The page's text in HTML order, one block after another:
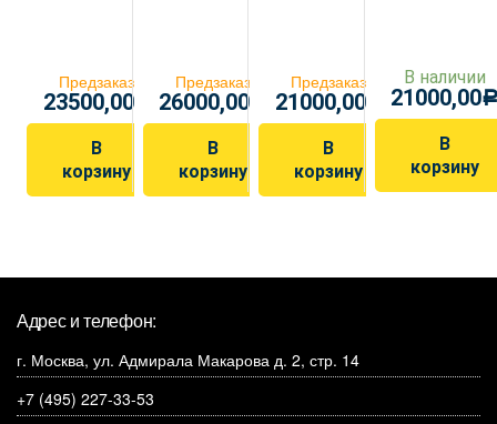
Предзаказ
23500,00Р
В
корзину
Предзаказ
26000,00
В
корзину
Предзаказ
21000,00Р
В
корзину
В наличии
21000,00
В
корзину
Адрес и телефон:
г. Москва, ул. Адмирала Макарова д. 2, стр. 14
+7 (495) 227-33-53